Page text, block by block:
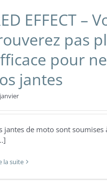
EFFECT –
pas
pour
jantes
jantes de moto sont soumises
la suite